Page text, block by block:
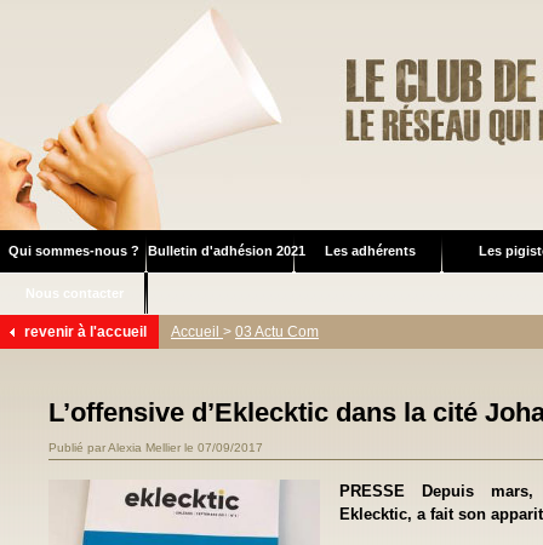
Qui sommes-nous ? Bulletin d'adhésion 2021 Les adhérents Les
Nous contacter
revenir à l'accueil Accueil > 03 Actu Com
L’offensive d’Eklecktic dans la cité
Publié par Alexia Mellier le 07/09/2017
PRESSE Depuis
Eklecktic, a fait son